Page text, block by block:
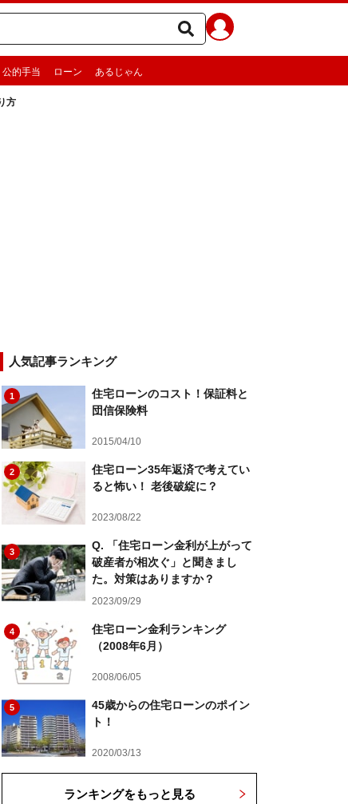
的手当 ローン あるじゃん
方
人気記事ランキング
1
住宅ローンのコスト！保証料と
団信保険料
2015/04/10
2
住宅ローン35年返済で考えてい
ると怖い！ 老後破綻に？
2023/08/22
3
Q. 「住宅ローン金利が上がって
破産者が相次ぐ」と聞きまし
た。対策はありますか？
2023/09/29
4
住宅ローン金利ランキング
（2008年6月）
2008/06/05
5
45歳からの住宅ローンのポイン
ト！
2020/03/13
ランキングをもっと見る